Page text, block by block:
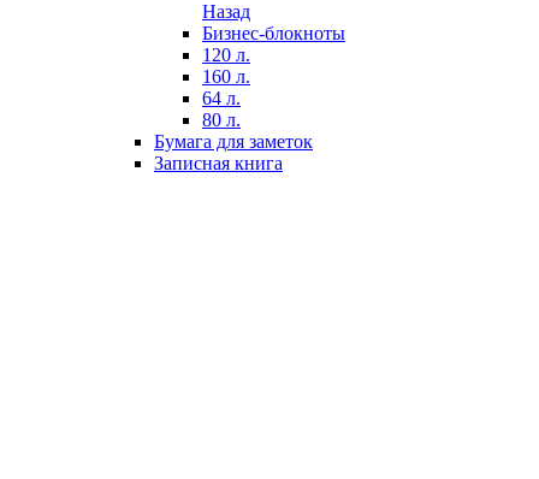
Назад
Бизнес-блокноты
120 л.
160 л.
64 л.
80 л.
Бумага для заметок
Записная книга